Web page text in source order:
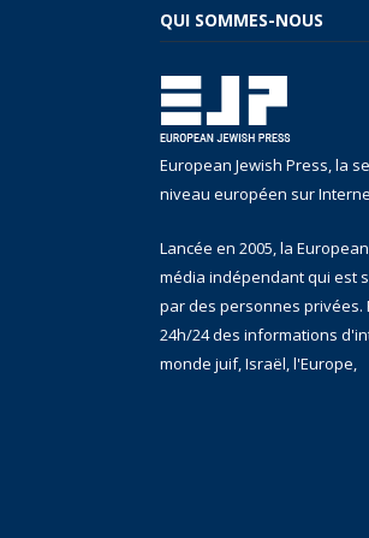
QUI SOMMES-NOUS
European Jewish Press, la
niveau européen sur
Lancée en 2005, la
média indépendant qui est
par des personnes privées.
24h/24 des informations
monde juif, Israël, l'Europe,